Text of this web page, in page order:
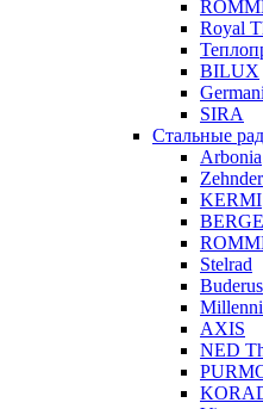
Royal
BILUX
SIRA
Стальные
Arbonia
Zehnder
KERMI
Stelrad
Buderus
AXIS
NED